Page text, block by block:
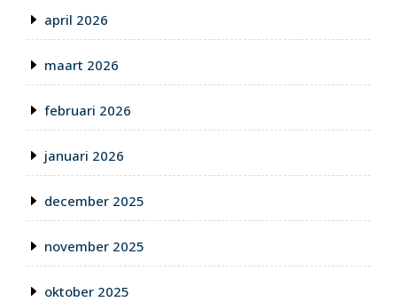
april 2026
maart 2026
februari 2026
januari 2026
december 2025
november 2025
oktober 2025